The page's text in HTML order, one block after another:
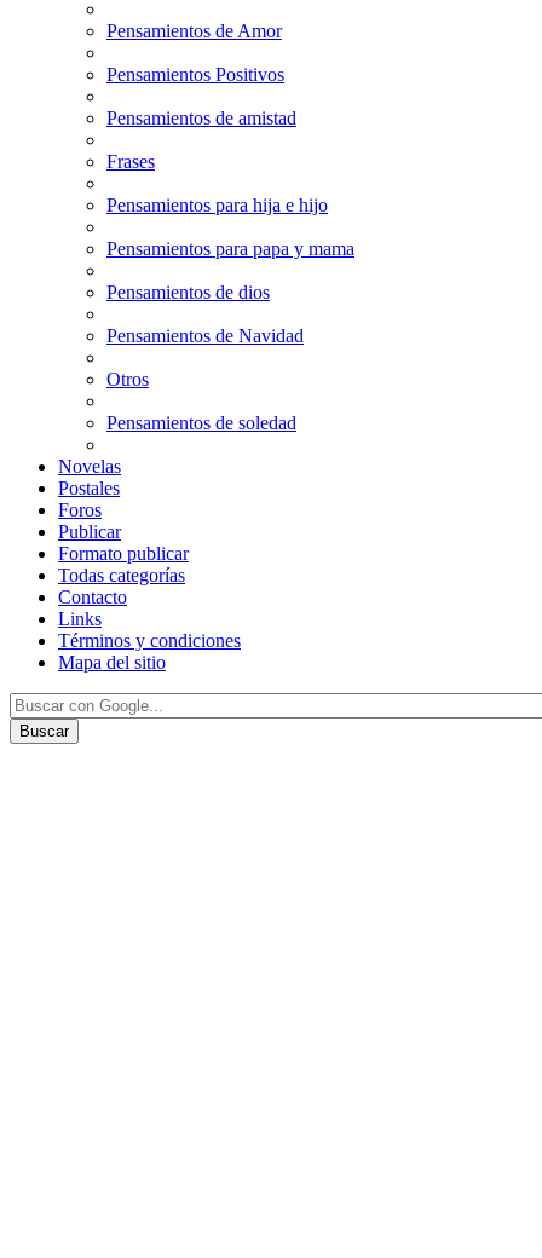
Pensamientos de Amor
Pensamientos Positivos
Pensamientos de amistad
Frases
Pensamientos para hija e hijo
Pensamientos para papa y mama
Pensamientos de dios
Pensamientos de Navidad
Otros
Pensamientos de soledad
Novelas
Postales
Foros
Publicar
Formato publicar
Todas categorías
Contacto
Links
Términos y condiciones
Mapa del sitio
Buscar